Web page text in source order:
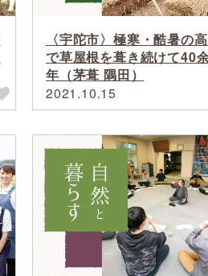
〈宇陀市〉極寒・酷暑の
で草屋根を葺き続けて40
年（茅葺 隅田）
2021.10.15